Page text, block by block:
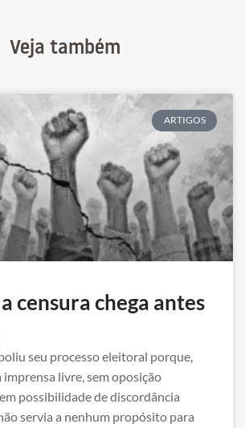
Veja também
ARTIGOS
censura chega antes
seu processo eleitoral porque,
imprensa livre, sem oposição
possibilidade de discordância
servia a nenhum propósito para